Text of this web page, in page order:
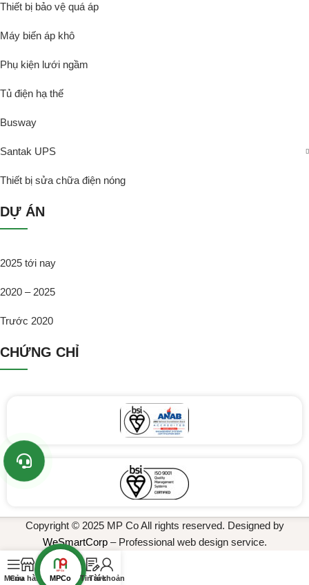
Thiết bị bảo vệ quá áp
Máy biến áp khô
Phụ kiện lưới ngầm
Tủ điện hạ thế
Busway
Santak UPS
Thiết bị sửa chữa điện nóng
DỰ ÁN
2025 tới nay
2020 – 2025
Trước 2020
CHỨNG CHỈ
Copyright © 2025 MP Co All rights reserved. Designed by
WeSmartCorp– Professional web design service.
Menu
Cửa hàng MPCo Tin tức
Tài khoản